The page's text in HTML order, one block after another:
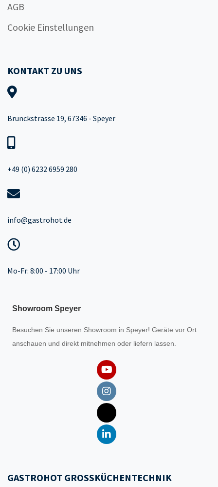
AGB
Cookie Einstellungen
KONTAKT ZU UNS
Brunckstrasse 19, 67346 - Speyer
+49 (0) 6232 6959 280
info@gastrohot.de
Mo-Fr: 8:00 - 17:00 Uhr
Showroom Speyer
Besuchen Sie unseren Showroom in Speyer! Geräte vor Ort
anschauen und direkt mitnehmen oder liefern lassen.
GASTROHOT GROSSKÜCHENTECHNIK